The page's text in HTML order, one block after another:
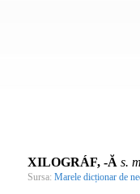
XILOGRÁF, -Ă s.
Sursa: Marele dicționar de